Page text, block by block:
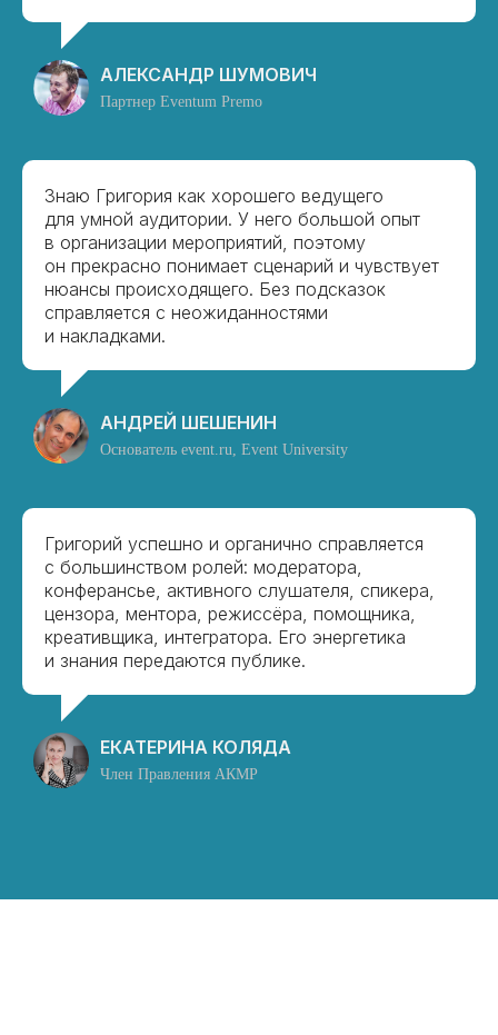
АЛЕКСАНДР ШУМОВИЧ
Партнер Eventum Premo
Знаю Григория как хорошего ведущего
для умной аудитории. У него большой опыт
в организации мероприятий, поэтому
он прекрасно понимает сценарий и чувствует
нюансы происходящего. Без подсказок
справляется с неожиданностями
и накладками.
АНДРЕЙ ШЕШЕНИН
Основатель event.ru, Event University
Григорий успешно и органично справляется
с большинством ролей: модератора,
конферансье, активного слушателя, спикера,
цензора, ментора, режиссёра, помощника,
креативщика, интегратора. Его энергетика
и знания передаются публике.
ЕКАТЕРИНА КОЛЯДА
Член Правления АКМР